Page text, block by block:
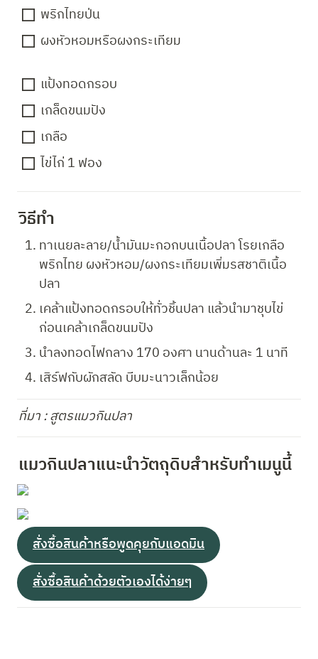
พริกไทยป่น
ผงหัวหอมหรือผงกระเทียม
แป้งทอดกรอบ
เกล็ดขนมปัง
เกลือ
ไข่ไก่ 1 ฟอง
วิธีทำ
ทาเนยละลาย/น้ำมันมะกอกบนเนื้อปลา โรยเกลือ
พริกไทย ผงหัวหอม/ผงกระเทียมเพิ่มรสชาติเนื้อ
ปลา
เคล้าแป้งทอดกรอบให้ทั่วชิ้นปลา แล้วนำมาชุบไข่
ก่อนเคล้าเกล็ดขนมปัง
นำลงทอดไฟกลาง 170 องศา นานด้านละ 1 นาที
เสิร์ฟกับผักสลัด บีบมะนาวเล็กน้อย
ที่มา : สูตรแมวกินปลา
แมวกินปลาแนะนำวัตถุดิบสำหรับทำเมนูนี้
สั่งซื้อสินค้าหรือพูดคุยกับแอดมิน
สั่งซื้อสินค้าด้วยตัวเองได้ง่ายๆ